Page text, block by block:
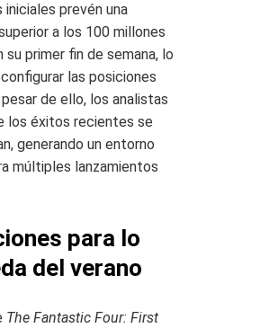
prevén una
a los 100 millones
su primer fin de semana, lo
las posiciones
de ello, los analistas
los éxitos recientes se
generando un entorno
múltiples lanzamientos
para lo
del verano
The Fantastic Four: First